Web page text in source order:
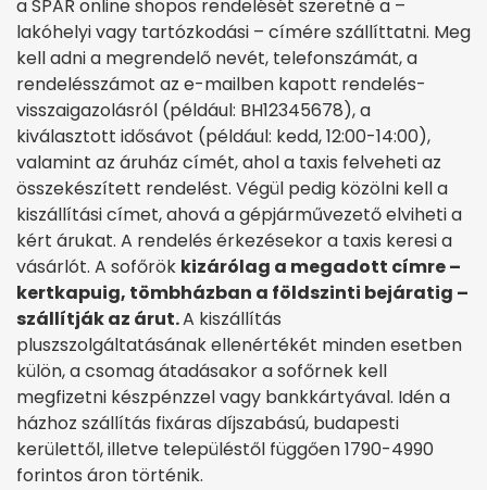
a SPAR online shopos rendelését szeretné a –
lakóhelyi vagy tartózkodási – címére szállíttatni. Meg
kell adni a megrendelő nevét, telefonszámát, a
rendelésszámot az e-mailben kapott rendelés-
visszaigazolásról (például: BH12345678), a
kiválasztott idősávot (például: kedd, 12:00-14:00),
valamint az áruház címét, ahol a taxis felveheti az
összekészített rendelést. Végül pedig közölni kell a
kiszállítási címet, ahová a gépjárművezető elviheti a
kért árukat. A rendelés érkezésekor a taxis keresi a
vásárlót. A sofőrök kizárólag a megadott címre –
kertkapuig, tömbházban a földszinti bejáratig –
szállítják az árut.A kiszállítás
pluszszolgáltatásának ellenértékét minden esetben
külön, a csomag átadásakor a sofőrnek kell
megfizetni készpénzzel vagy bankkártyával. Idén a
házhoz szállítás fixáras díjszabású, budapesti
kerülettől, illetve településtől függően 1790-4990
forintos áron történik.